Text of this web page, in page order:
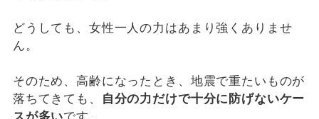
どうしても、女性一人の力はあまり強くありませ
ん。
そのため、高齢になったとき、地震で重たいものが
落ちてきても、
自分の力だけで十分に防げないケー